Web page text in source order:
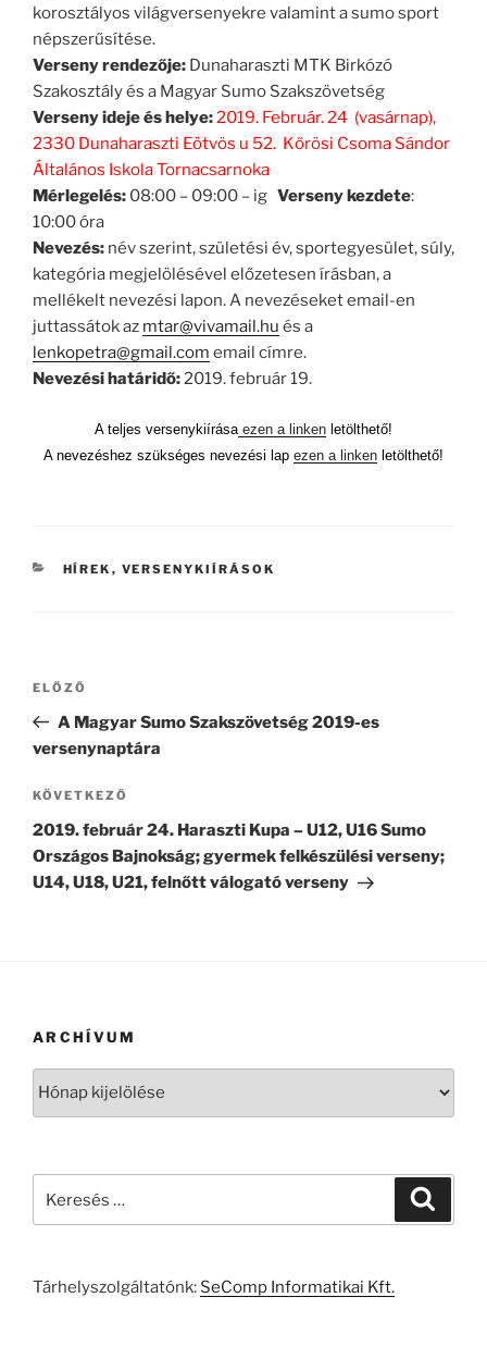
korosztályos világversenyekre valamint a sumo sport
népszerűsítése.
Verseny rendezője: Dunaharaszti MTK Birkózó
Szakosztály és a Magyar Sumo Szakszövetség
Verseny ideje és helye:2019. Február. 24 (vasárnap),
2330 Dunaharaszti Eötvös u 52. Kőrösi Csoma Sándor
Általános Iskola Tornacsarnoka
Mérlegelés: 08:00 – 09:00 – ig Verseny kezdete:
10:00 óra
Nevezés: név szerint, születési év, sportegyesület, súly,
kategória megjelölésével előzetesen írásban, a
mellékelt nevezési lapon. A nevezéseket email-en
juttassátok az mtar@vivamail.hu és a
lenkopetra@gmail.com email címre.
Nevezési határidő:2019. február 19.
A teljes versenykiírásaezen a linken letölthető!
A nevezéshez szükséges nevezési lap ezen a linken letölthető!
KATEGÓRIÁK
HÍREK , VERSENYKIÍRÁSOK
Bejegyzés
Korábbi
bejegyzés
ELŐZŐ
A Magyar Sumo Szakszövetség 2019-es
versenynaptára
Következő
bejegyzés
KÖVETKEZŐ
2019. február 24. Haraszti Kupa – U12, U16 Sumo
Országos Bajnokság; gyermek felkészülési verseny;
U14, U18, U21, felnőtt válogató verseny
ARCHÍVUM
Tárhelyszolgáltatónk: SeComp Informatikai Kft.